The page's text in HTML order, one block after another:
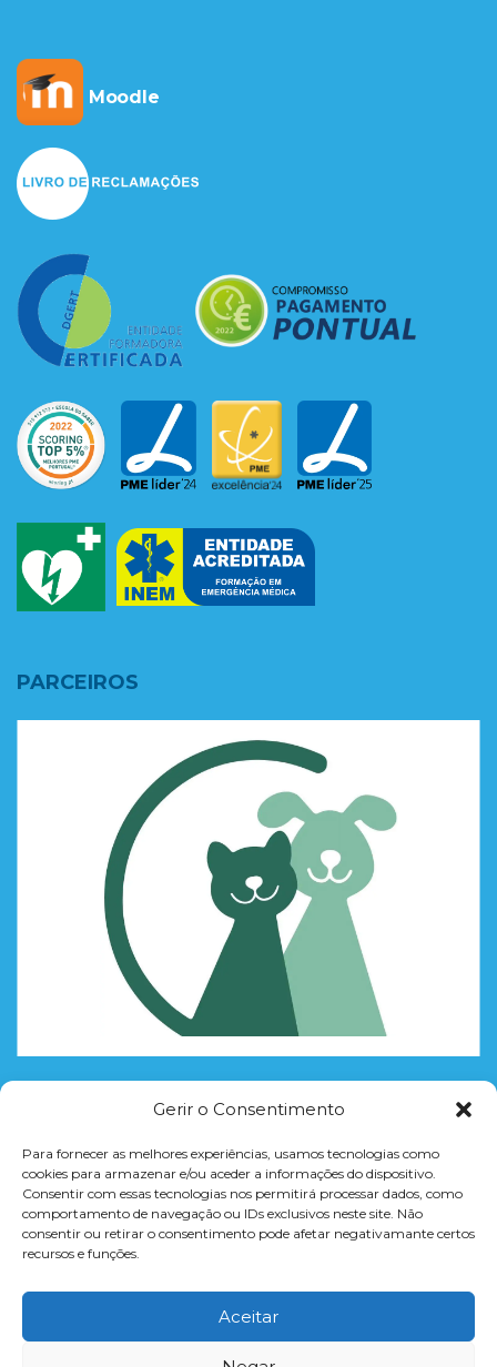
Gerir o Consentimento
Para fornecer as melhores experiências, usamos tecnologias como
cookies para armazenar e/ou aceder a informações do dispositivo.
Consentir com essas tecnologias nos permitirá processar dados, como
comportamento de navegação ou IDs exclusivos neste site. Não
consentir ou retirar o consentimento pode afetar negativamante certos
recursos e funções.
Aceitar
Moodle
PARCEIROS
CONCLUSÃO DO 12º ANO
FORMAÇÃO = PROFISSÃO
CURSOS TEMÁTICOS
WORKSHOPS
FORMAÇÃO À MEDIDA PARA EMPRESAS